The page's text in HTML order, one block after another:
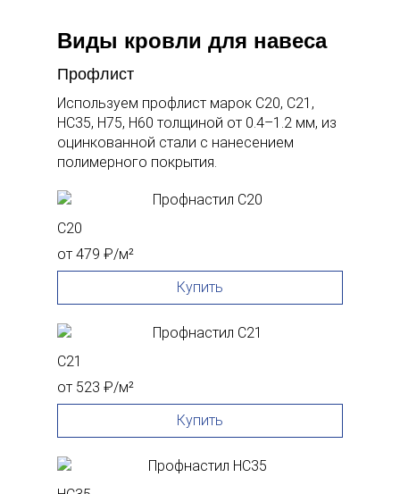
Виды кровли для навеса
Профлист
Используем профлист марок С20, С21,
НС35, H75, H60 толщиной от 0.4–1.2 мм, из
оцинкованной стали с нанесением
полимерного покрытия.
С20
от 479 ₽/м²
Купить
С21
от 523 ₽/м²
Купить